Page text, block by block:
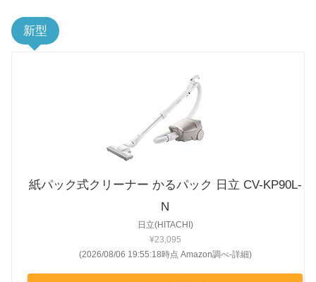
新型
紙パック式クリーナー かるパック 日立 CV-KP90L-
N
日立(HITACHI)
¥23,095
(2026/08/06 19:55:18時点 Amazon調べ-詳細)